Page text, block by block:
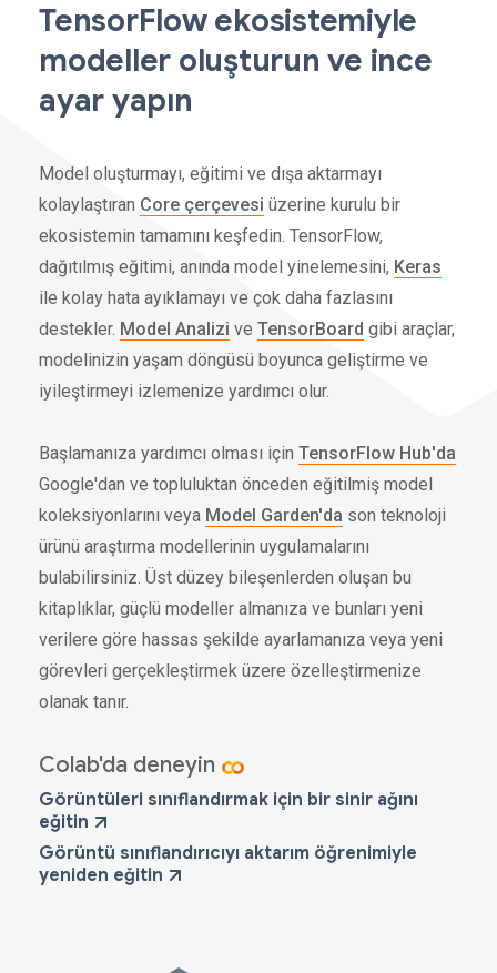
TensorFlow ekosistemiyle
modeller oluşturun ve ince
ayar yapın
Model oluşturmayı, eğitimi ve dışa aktarmayı
kolaylaştıran Core çerçevesi üzerine kurulu bir
ekosistemin tamamını keşfedin. TensorFlow,
dağıtılmış eğitimi, anında model yinelemesini, Keras
ile kolay hata ayıklamayı ve çok daha fazlasını
destekler. Model Analizi ve TensorBoard gibi araçlar,
modelinizin yaşam döngüsü boyunca geliştirme ve
iyileştirmeyi izlemenize yardımcı olur.
Başlamanıza yardımcı olması için TensorFlow Hub'da
Google'dan ve topluluktan önceden eğitilmiş model
koleksiyonlarını veya Model Garden'da son teknoloji
ürünü araştırma modellerinin uygulamalarını
bulabilirsiniz. Üst düzey bileşenlerden oluşan bu
kitaplıklar, güçlü modeller almanıza ve bunları yeni
verilere göre hassas şekilde ayarlamanıza veya yeni
görevleri gerçekleştirmek üzere özelleştirmenize
olanak tanır.
Colab'da deneyin
Görüntüleri sınıflandırmak için bir sinir ağını
eğitin
Görüntü sınıflandırıcıyı aktarım öğrenimiyle
yeniden eğitin